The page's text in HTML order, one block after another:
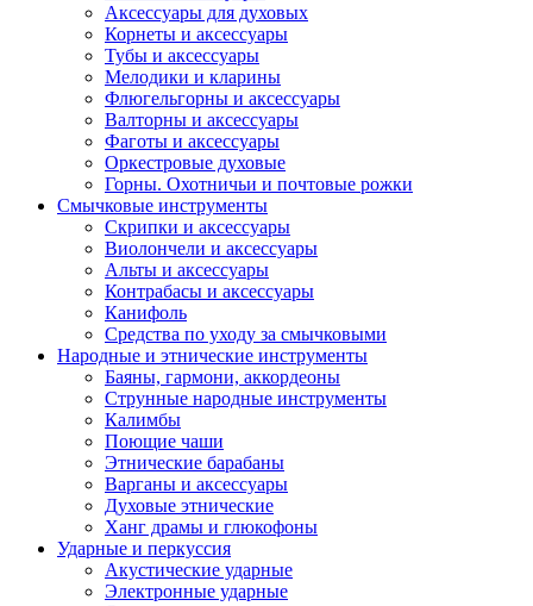
Аксессуары для духовых
Корнеты и аксессуары
Тубы и аксессуары
Мелодики и кларины
Флюгельгорны и аксессуары
Валторны и аксессуары
Фаготы и аксессуары
Оркестровые духовые
Горны. Охотничьи и почтовые рожки
Смычковые инструменты
Скрипки и аксессуары
Виолончели и аксессуары
Альты и аксессуары
Контрабасы и аксессуары
Канифоль
Средства по уходу за смычковыми
Народные и этнические инструменты
Баяны, гармони, аккордеоны
Струнные народные инструменты
Калимбы
Поющие чаши
Этнические барабаны
Варганы и аксессуары
Духовые этнические
Ханг драмы и глюкофоны
Ударные и перкуссия
Акустические ударные
Электронные ударные